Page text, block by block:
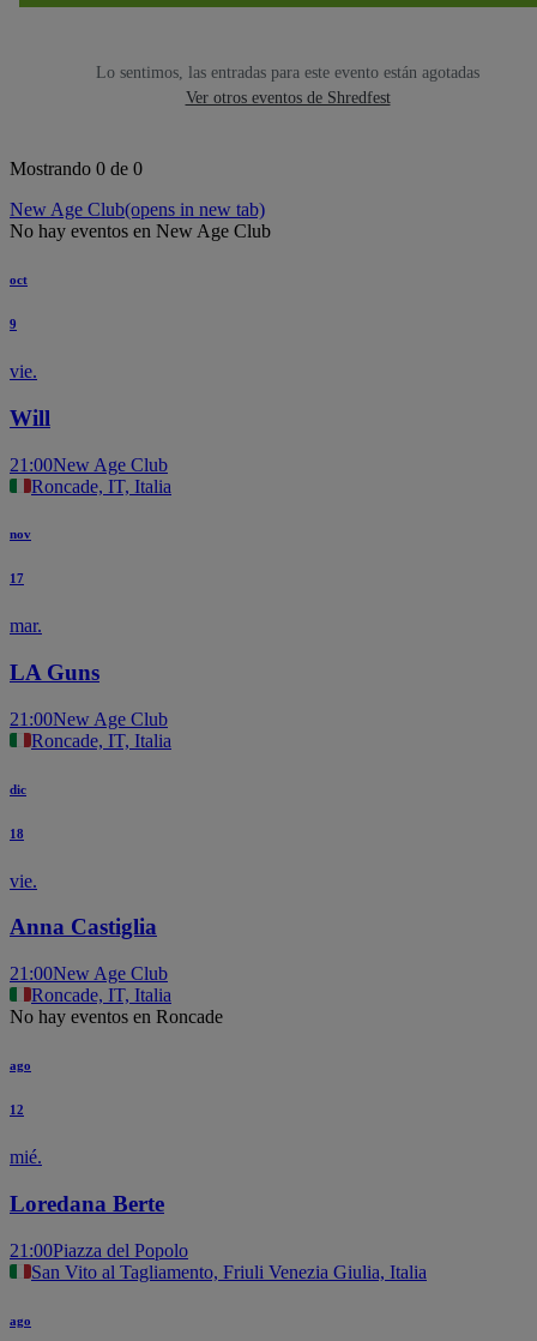
Lo sentimos, las entradas para este evento están agotadas
Ver otros eventos de Shredfest
Mostrando 0 de 0
New Age Club(opens in new tab)
No hay eventos en New Age Club
oct
9
vie.
Will
21:00New Age Club
Roncade, IT, Italia
nov
17
mar.
LA Guns
21:00New Age Club
Roncade, IT, Italia
dic
18
vie.
Anna Castiglia
21:00New Age Club
Roncade, IT, Italia
No hay eventos en Roncade
ago
12
mié.
Loredana Berte
21:00Piazza del Popolo
San Vito al Tagliamento, Friuli Venezia Giulia, Italia
ago